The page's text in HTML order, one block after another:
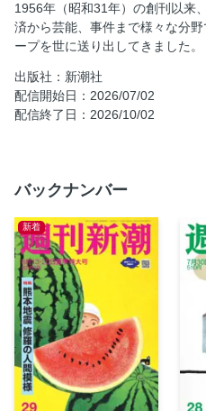
Ｗ杯 ブラジルに敗れても
[ワイド]「日テレ」株主総会
に苦言の中身
[ワイド]本田圭佑だけじゃな
度“爆上がり”
[ワイド]「私はマゾ」メール
（54）は今何してる？
き実態
日本公演「60周年」記念対
トルズ」熱狂の舞台裏
砂糖と何が違う？ メタボを
生き抜くヒント！／五木寛之
医の中の蛙／里見清一
私の週間食卓日記
それでも日々はつづくから／
1956年（昭和31年）の創刊以来
済から芸能、事件まで様々な分
ープを世に送り出してきました。
出版社：新潮社
配信開始日：2026/07/02
配信終了日：2026/10/02
バックナンバー
新着